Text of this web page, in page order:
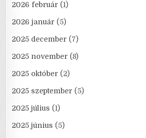
2026 február (1)
2026 január (5)
2025 december (7)
2025 november (8)
2025 október (2)
2025 szeptember (5)
2025 július (1)
2025 június (5)